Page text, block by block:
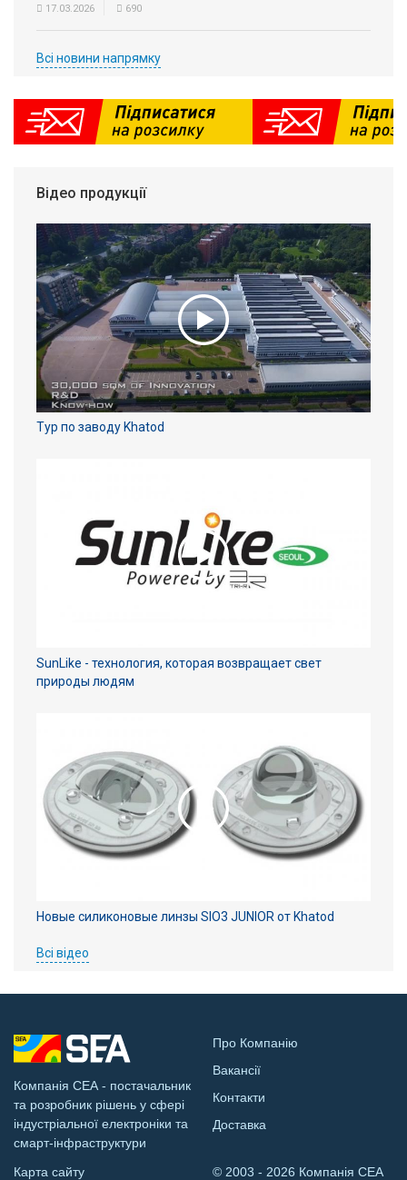
17.03.2026 690
Всі новини напрямку
Відео продукції
Тур по заводу Khatod
SunLike - технология, которая возвращает свет
природы людям
Новые силиконовые линзы SIO3 JUNIOR от Khatod
Всі відео
Компанія СЕА - постачальник
та розробник рішень у сфері
індустріальної електроніки та
смарт-інфраструктури
Про Компанію
Вакансії
Контакти
Доставка
Карта сайту © 2003 - 2026 Компанія СЕА